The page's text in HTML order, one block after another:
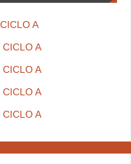
A
A
A
A
A